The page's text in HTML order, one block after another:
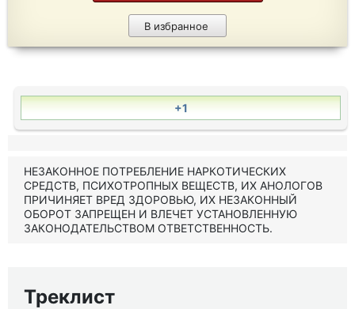
В избранное
+1
НЕЗАКОННОЕ ПОТРЕБЛЕНИЕ НАРКОТИЧЕСКИХ
СРЕДСТВ, ПСИХОТРОПНЫХ ВЕЩЕСТВ, ИХ АНОЛОГОВ
ПРИЧИНЯЕТ ВРЕД ЗДОРОВЬЮ, ИХ НЕЗАКОННЫЙ
ОБОРОТ ЗАПРЕЩЕН И ВЛЕЧЕТ УСТАНОВЛЕННУЮ
ЗАКОНОДАТЕЛЬСТВОМ ОТВЕТСТВЕННОСТЬ.
Треклист